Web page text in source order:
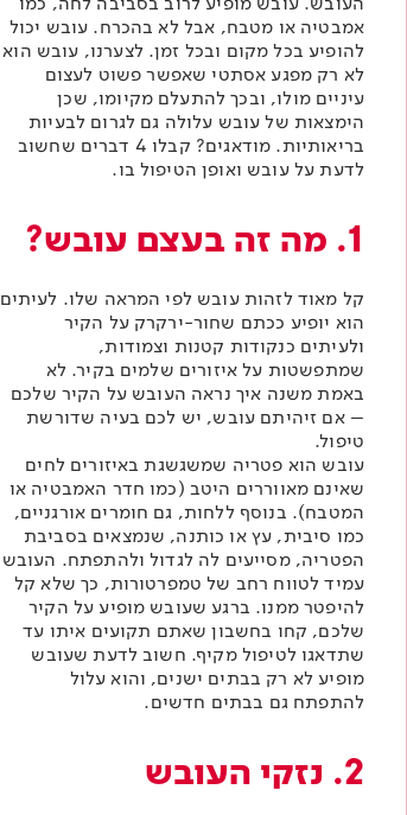
אמבטיה או מטבח, אבל לא בהכרח. עובש יכול
להופיע בכל מקום ובכל זמן. לצערנו, עובש הוא
לא רק מפגע אסתטי שאפשר פשוט לעצום
עיניים מולו, ובכך להתעלם מקיומו, שכן
הימצאות של עובש עלולה גם לגרום לבעיות
בריאותיות. מודאגים? קבלו 4 דברים שחשוב
לדעת על עובש ואופן הטיפול בו.
1. מה זה בעצם עובש?
קל מאוד לזהות עובש לפי המראה שלו. לעיתים
הוא יופיע ככתם שחור-ירקרק על הקיר
ולעיתים כנקודות קטנות וצמודות,
שמתפשטות על איזורים שלמים בקיר. לא
באמת משנה איך נראה העובש על הקיר שלכם
– אם זיהיתם עובש, יש לכם בעיה שדורשת
טיפול.
עובש הוא פטריה שמשגשגת באיזורים לחים
שאינם מאווררים היטב (כמו חדר האמבטיה או
המטבח). בנוסף ללחות, גם חומרים אורגניים,
כמו סיבית, עץ או כותנה, שנמצאים בסביבת
הפטריה, מסייעים לה לגדול ולהתפתח. העובש
עמיד לטווח רחב של טמפרטורות, כך שלא קל
להיפטר ממנו. ברגע שעובש מופיע על הקיר
שלכם, קחו בחשבון שאתם תקועים איתו עד
שתדאגו לטיפול מקיף. חשוב לדעת שעובש
מופיע לא רק בבתים ישנים, והוא עלול
להתפתח גם בבתים חדשים.
2. נזקי העובש